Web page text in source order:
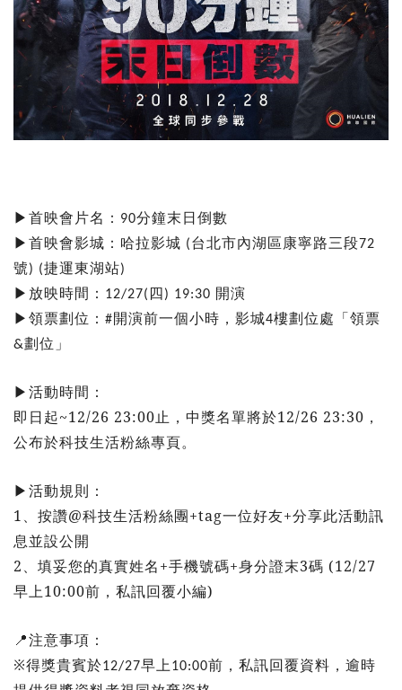
▶ 首映會片名： 90分鐘末日倒數
▶ 首映會影城：哈拉影城 (台北市內湖區康寧路三段72
號) (捷運東湖站)
▶ 放映時間： 12/27( 四) 19:30 開演
▶ 領票劃位： #開演前一個小時，影城4樓劃位處 「 領票
&劃位 」
▶ 活動時間：
即日起~12/26 23:00止，中獎名單將於12/26 23:30，
公布於科技生活粉絲專頁。
▶ 活動規則：
1、按讚@科技生活粉絲團+tag一位好友+分享此活動訊
息並設公開
2、填妥您的真實姓名+手機號碼+身分證末3碼 (12/27
早上10:00前，私訊回覆小編)
📍注意事項：
※得獎貴賓於12/27早上10:00前，私訊回覆資料，逾時